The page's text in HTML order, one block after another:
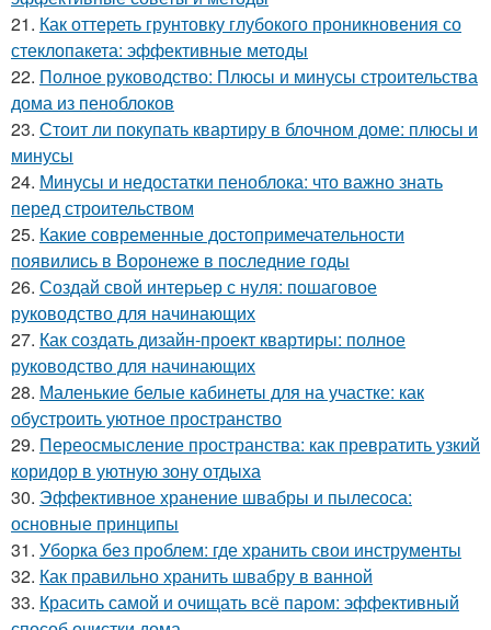
21. Как оттереть грунтовку глубокого проникновения со
стеклопакета: эффективные методы
22. Полное руководство: Плюсы и минусы строительства
дома из пеноблоков
23. Стоит ли покупать квартиру в блочном доме: плюсы и
минусы
24. Минусы и недостатки пеноблока: что важно знать
перед строительством
25. Какие современные достопримечательности
появились в Воронеже в последние годы
26. Создай свой интерьер с нуля: пошаговое
руководство для начинающих
27. Как создать дизайн-проект квартиры: полное
руководство для начинающих
28. Маленькие белые кабинеты для на участке: как
обустроить уютное пространство
29. Переосмысление пространства: как превратить узкий
коридор в уютную зону отдыха
30. Эффективное хранение швабры и пылесоса:
основные принципы
31. Уборка без проблем: где хранить свои инструменты
32. Как правильно хранить швабру в ванной
33. Красить самой и очищать всё паром: эффективный